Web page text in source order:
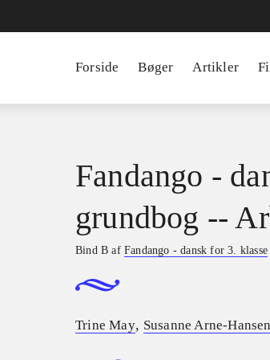
Forside Bøger Artikler
Fandango -
grundbog --
Bind B afFandango - dansk for 3. klasse
Trine May, Susanne Arne-Hansen